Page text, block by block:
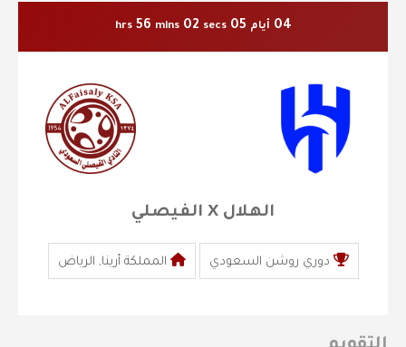
04 أيام 05
hrs 56 mins 02 secs
الهلال X الفيصلي
دوري روشن السعودي المملكة أرينا, الرياض